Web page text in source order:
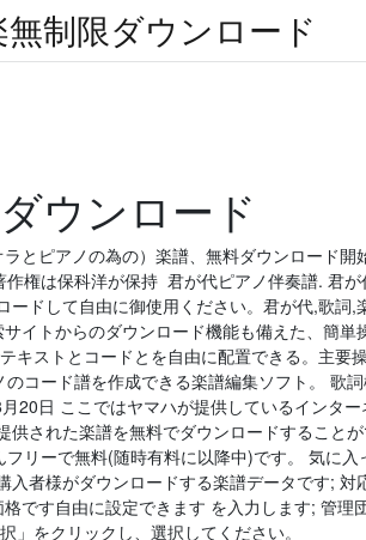
制限ダウンロード
ウンロード
とピアノの為の）楽譜、無料ダウンロード開
権は保科洋が保持 君が代ピアノ伴奏譜. 君
ードして自由に御使用ください。君が代,歌詞,
イトからのダウンロード機能も備えた、簡単
キストとコードとを自由に配置できる。主要
コード譜を作成できる楽譜編集ソフト。 歌
20日 ここではヤマハが提供しているインタ
供された楽譜を無料でダウンロードすること
リーで無料(随時有料に以降中)です。 気に入
入者様がダウンロードする楽譜データです; 対
です自由に設定できます を入力します; 管理
」をクリックし、選択してください。